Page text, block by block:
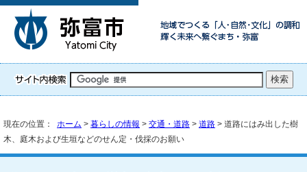
現在の位置： ホーム > 暮らしの情報 > 交通・道路 > 道路 > 道路にはみ出した樹
木、庭木および生垣などのせん定・伐採のお願い